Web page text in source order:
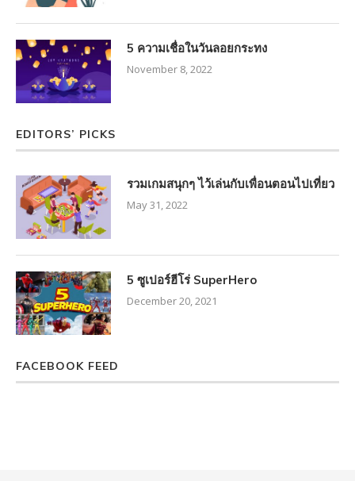
5 ความเชื่อในวันลอยกระทง
November 8, 2022
EDITORS’ PICKS
รวมเกมสนุกๆ ไว้เล่นกับเพื่อนตอนไปเที่ยว
May 31, 2022
5 ซูเปอร์ฮีโร่ SuperHero
December 20, 2021
FACEBOOK FEED